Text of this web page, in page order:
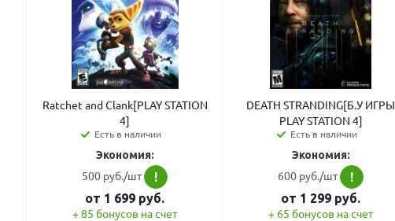
Ratchet and Clank[PLAY STATION
4]
Есть в наличии
Экономия:
500 руб./шт
!
от 1 699 руб.
+ 85 бонусов на счет
DEATH STRANDING[Б.У ИГРЫ
PLAY STATION 4]
Есть в наличии
Экономия:
600 руб./шт
!
от 1 299 руб.
+ 65 бонусов на счет